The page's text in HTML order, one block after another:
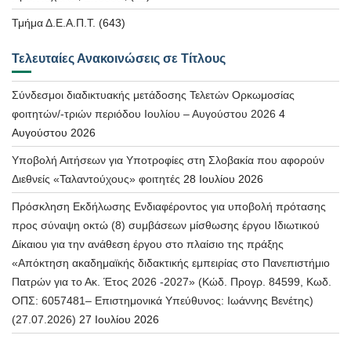
Τμήμα Δ.Ε.Α.Π.Τ. (643)
Τελευταίες Ανακοινώσεις σε Τίτλους
Σύνδεσμοι διαδικτυακής μετάδοσης Τελετών Ορκωμοσίας
φοιτητών/-τριών περιόδου Ιουλίου – Αυγούστου 2026 4
Αυγούστου 2026
Υποβολή Αιτήσεων για Υποτροφίες στη Σλοβακία που αφορούν
Διεθνείς «Ταλαντούχους» φοιτητές 28 Ιουλίου 2026
Πρόσκληση Εκδήλωσης Ενδιαφέροντος για υποβολή πρότασης
προς σύναψη οκτώ (8) συμβάσεων μίσθωσης έργου Ιδιωτικού
Δίκαιου για την ανάθεση έργου στο πλαίσιο της πράξης
«Απόκτηση ακαδημαϊκής διδακτικής εμπειρίας στο Πανεπιστήμιο
Πατρών για το Ακ. Έτος 2026 -2027» (Κώδ. Προγρ. 84599, Κωδ.
ΟΠΣ: 6057481– Επιστημονικά Υπεύθυνος: Ιωάννης Βενέτης)
(27.07.2026) 27 Ιουλίου 2026